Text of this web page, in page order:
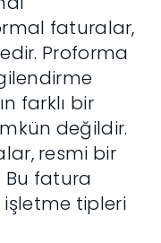
faturalar,
Proforma
farklı bir
değildir.
resmi bir
Bu fatura
tipleri